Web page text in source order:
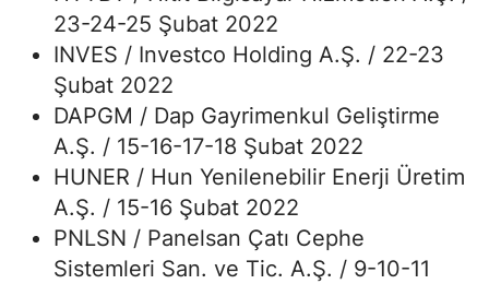
23-24-25 Şubat 2022
INVES / Investco Holding A.Ş. / 22-23
Şubat 2022
DAPGM / Dap Gayrimenkul Geliştirme
A.Ş. / 15-16-17-18 Şubat 2022
HUNER / Hun Yenilenebilir Enerji Üretim
A.Ş. / 15-16 Şubat 2022
PNLSN / Panelsan Çatı Cephe
Sistemleri San. ve Tic. A.Ş. / 9-10-11